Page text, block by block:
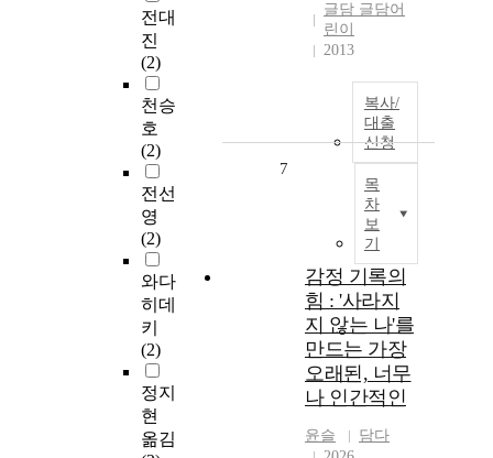
전대
진
(2)
천승
호
(2)
전선
영
(2)
와다
히데
키
(2)
정지
현
옮김
글담 글담어
린이
2013
복사/
대출
신청
목
차
보
기
7
감정 기록의
힘 : '사라지
지 않는 나'를
만드는 가장
오래된, 너무
나 인간적인
윤슬
담다